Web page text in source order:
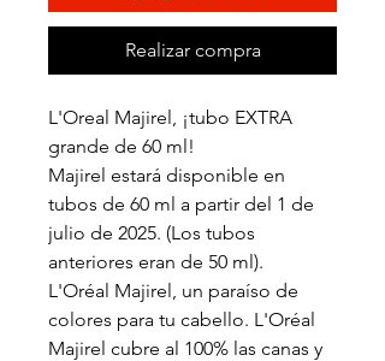
Realizar compra
L'Oreal Majirel, ¡tubo EXTRA
grande de 60 ml!
Majirel estará disponible en
tubos de 60 ml a partir del 1 de
julio de 2025. (Los tubos
anteriores eran de 50 ml).
L'Oréal Majirel, un paraíso de
colores para tu cabello. L'Oréal
Majirel cubre al 100% las canas y